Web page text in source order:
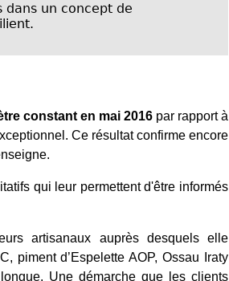
dans un concept de
constant en mai 2016 par rapport à
Ce résultat confirme encore
qui leur permettent d'être informés
artisanaux auprès desquels elle
piment d’Espelette AOP, Ossau Iraty
Une démarche que les clients